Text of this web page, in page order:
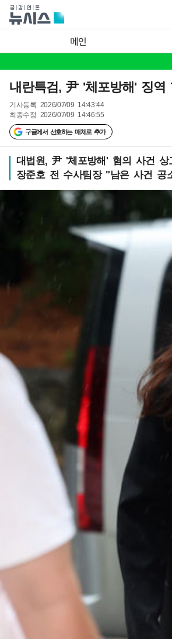
메인
내란특검, 尹 '체포방해' 징
기사등록 2026/07/09 14:43:44
최종수정 2026/07/09 14:46:55
구글에서 선호하는 매체로 추가
대법원, 尹 '체포방해' 혐의 사건 상
장준호 전 수사팀장 "남은 사건 공